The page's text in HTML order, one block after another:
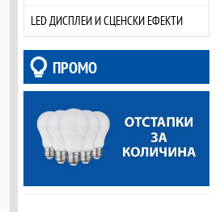
LED ДИСПЛЕИ И СЦЕНСКИ ЕФЕКТИ
ПРОМО